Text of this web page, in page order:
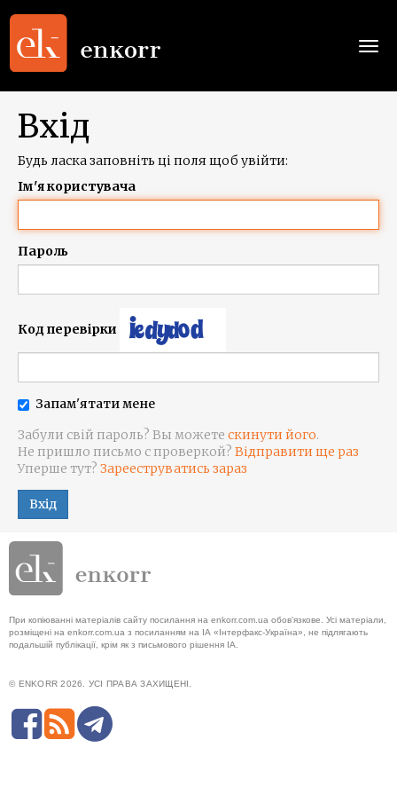
Вхід
Будь ласка заповніть ці поля щоб увійти:
Ім'я користувача
Пароль
Код перевірки
Запам'ятати мене
Забули свій пароль? Вы можете скинути його.
Не пришло письмо с проверкой? Відправити ще раз
Уперше тут? Зарееструватись зараз
Вхід
При копіюванні матеріалів сайту посилання на enkorr.com.ua обов'язкове. Усі матеріали,
розміщені на enkorr.com.ua з посиланням на ІА «Інтерфакс-Україна», не підлягають
подальшій публікації, крім як з письмового рішення ІА.
© ENKORR 2026. УСІ ПРАВА ЗАХИЩЕНІ.